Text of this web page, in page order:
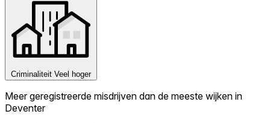
Criminaliteit Veel hoger
Meer geregistreerde misdrijven dan de meeste wijken in
Deventer